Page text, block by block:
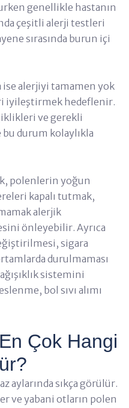
genellikle hastanın
çeşitli alerji testleri
sırasında burun içi
alerjiyi tamamen yok
iyileştirmek hedeflenir.
ve gerekli
durum kolaylıkla
polenlerin yoğun
kapalı tutmak,
alerjik
önleyebilir. Ayrıca
sigara
durulmaması
sistemini
bol sıvı alımı
Çok Hangi
aylarında sıkça görülür.
ve yabani otların polen